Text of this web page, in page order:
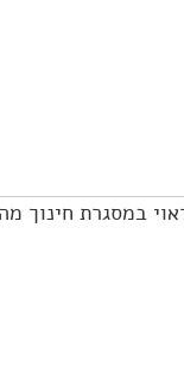
במסגרת חינוך